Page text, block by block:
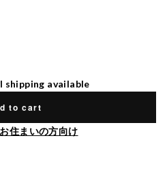
available
to cart
住まいの方向け